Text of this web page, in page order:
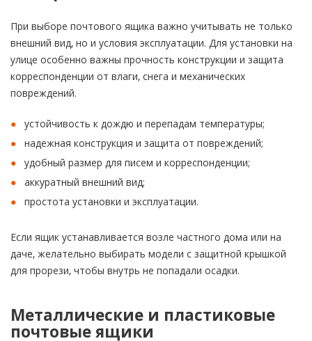
При выборе почтового ящика важно учитывать не только
внешний вид, но и условия эксплуатации. Для установки на
улице особенно важны прочность конструкции и защита
корреспонденции от влаги, снега и механических
повреждений.
устойчивость к дождю и перепадам температуры;
надежная конструкция и защита от повреждений;
удобный размер для писем и корреспонденции;
аккуратный внешний вид;
простота установки и эксплуатации.
Если ящик устанавливается возле частного дома или на
даче, желательно выбирать модели с защитной крышкой
для прорези, чтобы внутрь не попадали осадки.
Металлические и пластиковые
почтовые ящики